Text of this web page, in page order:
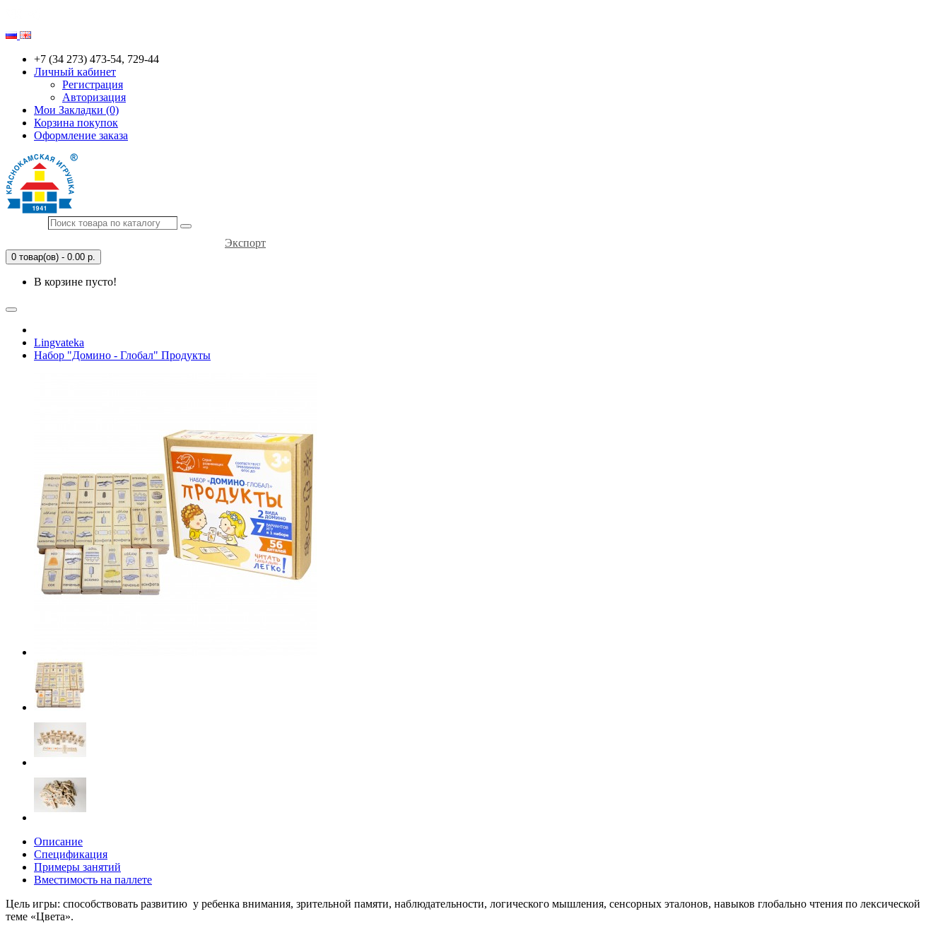
+7 (34 273) 473-54, 729-44
Личный кабинет
Регистрация
Авторизация
Мои Закладки (0)
Корзина покупок
Оформление заказа
Экспорт
0 товар(ов) - 0.00 р.
В корзине пусто!
Lingvateka
Набор "Домино - Глобал" Продукты
Описание
Спецификация
Примеры занятий
Вместимость на паллете
Цель игры: способствовать развитию у ребенка внимания, зрительной памяти, наблюдательности, логического мышления, сенсорных эталонов, навыков глобально чтения по лексической
теме «Цвета».